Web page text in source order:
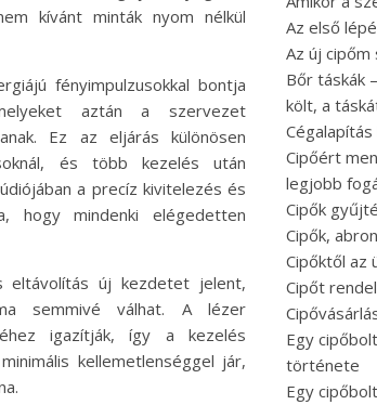
kívánt minták nyom nélkül
fényimpulzusokkal bontja
aztán a szervezet
Ez az eljárás különösen
és több kezelés után
a precíz kivitelezés és
hogy mindenki elégedetten
eltávolítás új kezdetet jelent,
semmivé válhat. A lézer
igazítják, így a kezelés
kellemetlenséggel jár,
Az első
Az új
Bőr táskák
költ, a
Cipőért
legjobb
Cipők
Cipők,
Cipőktől az
Cipőt
Egy
története
Egy